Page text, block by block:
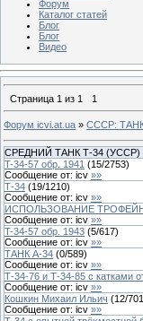
Форум
Каталог статей
Блог
Блог
Видео
Страница 1 из 1 1
Форум icvi.at.ua » СССР:
СРЕДНИЙ ТАНК Т-34 (УССР) ,
T-34-57 oбр. 1941 (15/2753)
Сообщение от: icv »»
Т-34 (19/1210)
Сообщение от: icv »»
ИСПОЛЬЗОВАНИЕ
Сообщение от: icv »»
T-34-57 oбр. 1943 (5/617)
Сообщение от: icv »»
ТАНК А-34 (0/589)
Сообщение от: icv »»
Т-34-76 и Т-34-85 с катками
Сообщение от: icv »»
Кошкин Михаил Ильич (12/701
Сообщение от: icv »»